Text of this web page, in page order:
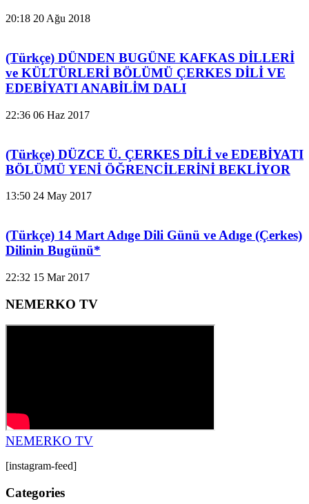
20:18 20 Ağu 2018
(Türkçe) DÜNDEN BUGÜNE KAFKAS DİLLERİ
ve KÜLTÜRLERİ BÖLÜMÜ ÇERKES DİLİ VE
EDEBİYATI ANABİLİM DALI
22:36 06 Haz 2017
(Türkçe) DÜZCE Ü. ÇERKES DİLİ ve EDEBİYATI
BÖLÜMÜ YENİ ÖĞRENCİLERİNİ BEKLİYOR
13:50 24 May 2017
(Türkçe) 14 Mart Adıge Dili Günü ve Adıge (Çerkes)
Dilinin Bugünü*
22:32 15 Mar 2017
NEMERKO TV
NEMERKO TV
[instagram-feed]
Categories